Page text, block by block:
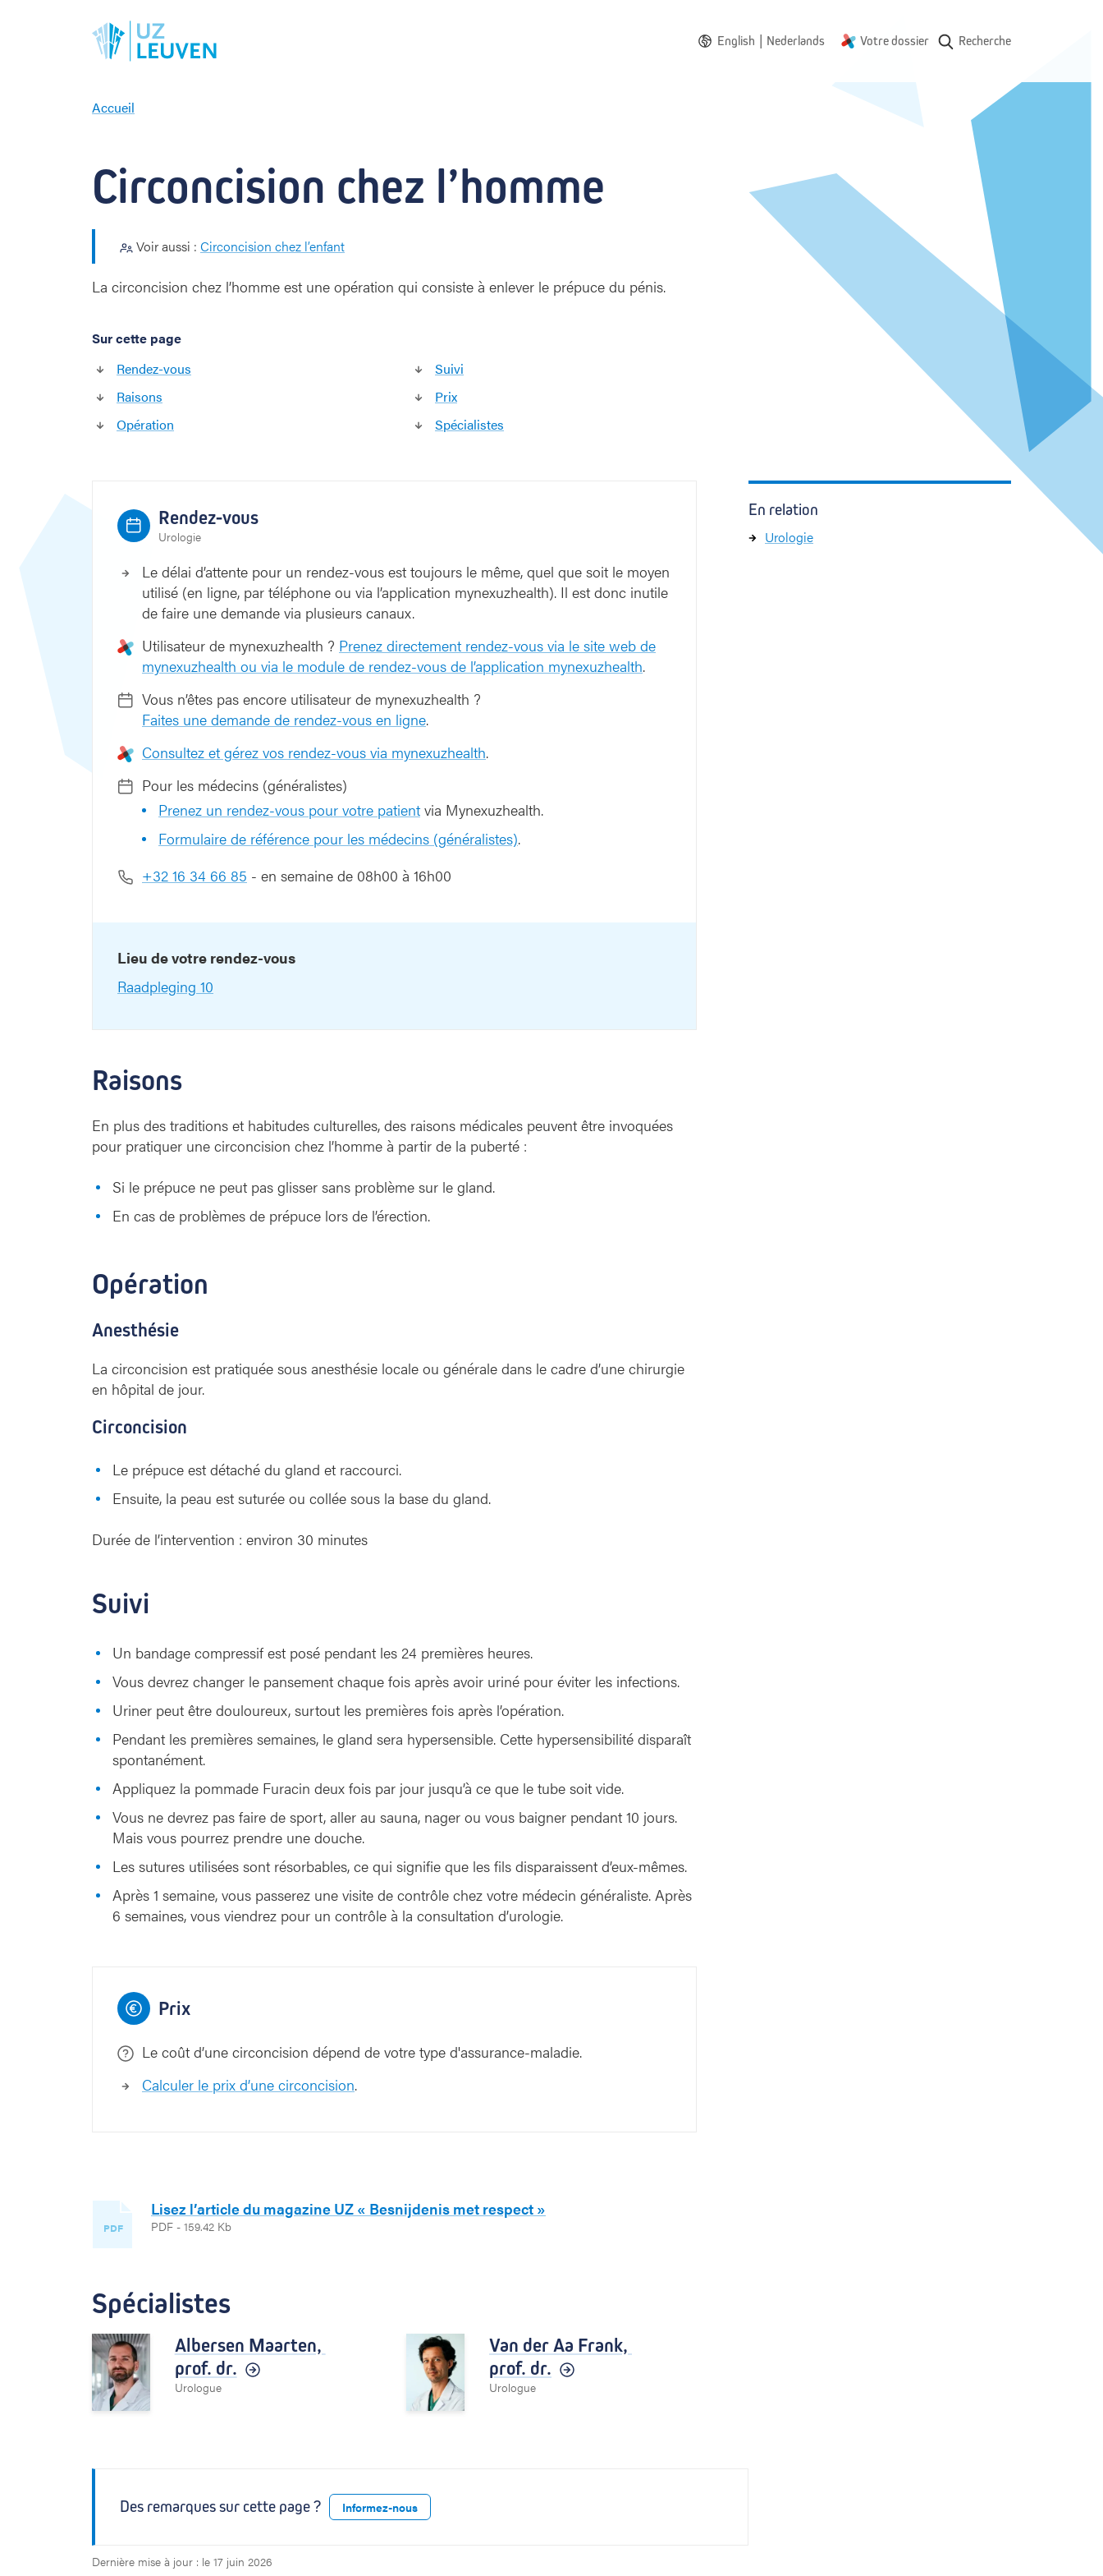
English | Nederlands Votre dossier Recherche
Accueil
c
i
i
c
e
z
l
’
e
Circoncision chez l’homme
Voir aussi : Circoncision chez l’enfant
La circoncision chez l’homme est une opération qui consiste à enlever le prépuce du pénis.
Sur cette page
Rendez-vous
Raisons
Opération
Suivi
Prix
Spécialistes
Rendez-vous
Urologie
Le délai d’attente pour un rendez-vous est toujours le même, quel que soit le moyen
utilisé (en ligne, par téléphone ou via l’application mynexuzhealth). Il est donc inutile
de faire une demande via plusieurs canaux.
Utilisateur de mynexuzhealth ? Prenez directement rendez-vous via le site web de
mynexuzhealth ou via le module de rendez-vous de l’application mynexuzhealth.
Vous n’êtes pas encore utilisateur de mynexuzhealth ?
Faites une demande de rendez-vous en ligne.
Consultez et gérez vos rendez-vous via mynexuzhealth.
Pour les médecins (généralistes)
Prenez un rendez-vous pour votre patient via Mynexuzhealth.
Formulaire de référence pour les médecins (généralistes).
+32 16 34 66 85 - en semaine de 08h00 à 16h00
Lieu de votre rendez-vous
Raadpleging 10
Raisons
En plus des traditions et habitudes culturelles, des raisons médicales peuvent être invoquées
pour pratiquer une circoncision chez l’homme à partir de la puberté :
Si le prépuce ne peut pas glisser sans problème sur le gland.
En cas de problèmes de prépuce lors de l’érection.
Opération
Anesthésie
La circoncision est pratiquée sous anesthésie locale ou générale dans le cadre d’une chirurgie
en hôpital de jour.
Circoncision
Le prépuce est détaché du gland et raccourci.
Ensuite, la peau est suturée ou collée sous la base du gland.
Durée de l’intervention : environ 30 minutes
Suivi
Un bandage compressif est posé pendant les 24 premières heures.
Vous devrez changer le pansement chaque fois après avoir uriné pour éviter les infections.
Uriner peut être douloureux, surtout les premières fois après l’opération.
Pendant les premières semaines, le gland sera hypersensible. Cette hypersensibilité disparaît
spontanément.
Appliquez la pommade Furacin deux fois par jour jusqu’à ce que le tube soit vide.
Vous ne devrez pas faire de sport, aller au sauna, nager ou vous baigner pendant 10 jours.
Mais vous pourrez prendre une douche.
Les sutures utilisées sont résorbables, ce qui signifie que les fils disparaissent d’eux-mêmes.
Après 1 semaine, vous passerez une visite de contrôle chez votre médecin généraliste. Après
6 semaines, vous viendrez pour un contrôle à la consultation d’urologie.
Prix
Le coût d’une circoncision dépend de votre type d'assurance-maladie.
Calculer le prix d’une circoncision.
PDF
Lisez l’article du magazine UZ « Besnijdenis met respect »
PDF - 159.42 Kb
Spécialistes
Albersen Maarten,
prof. dr.
Urologue
Van der Aa Frank,
prof. dr.
Urologue
Des remarques sur cette page ? Informez-nous
Dernière mise à jour : le 17 juin 2026
En relation
Urologie